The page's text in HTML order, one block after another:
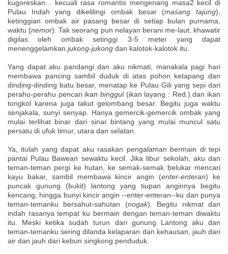
kugoreskan... kecuali rasa romantis mengenang masa2 kecil di
Pulau Indah yang dikelilingi ombak besar (masang tajung),
ketinggian ombak air pasang besar di setiap bulan purnama,
waktu (nemor). Tak seorang pun nelayan berani me-laut, khawatir
digilas oleh ombak setinggi 3-5 meter yang dapat
menenggelamkan jukong-jukong dan kalotok-kalotok itu.
Yang dapat aku pandangi dan aku nikmati, manakala pagi hari
membawa pancing sambil duduk di atas pohon ketapang dan
dinding-dinding batu besar, menatap ke Pulau Gili yang sepi dari
perahu-perahu pencari ikan binggul(ikan layang : Red.) dan ikan
tongkol karena juga takut gelombang besar. Begitu juga waktu
senjakala, sunyi senyap. Hanya gemercik-gemercik ombak yang
mulai terlihat binar dari sinar bintang yang mulai muncul satu
persatu di ufuk timur, utara dan selatan.
Ya, itulah yang dapat aku rasakan pengalaman bermain di tepi
pantai Pulau Bawean sewaktu kecil. Jika libur sekolah, aku dan
teman-teman pergi ke hutan, ke semak-semak belukar mencari
kayu bakar, sambil membawa kincir angin (enter-enteran) ke
puncak gunung (bukit) lantong yang tiupan anginnya begitu
kencang, hingga bunyi kincir angin --enter-enteran--ku dan punya
teman-temanku bersahut-sahutan (nogak). Begitu nikmat dan
indah rasanya tempat ku bermain dengan teman-teman diwaktu
itu. Meski ketika sudah turun dari gunung Lantong aku dan
teman-temanku sering dilanda kelaparan dan kehausan, jauh dari
air dan jauh dari kebun singkong penduduk.